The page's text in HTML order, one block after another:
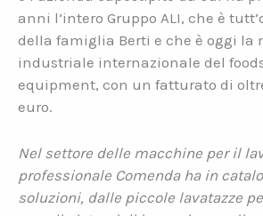
anni l’intero Gruppo ALI, che è
della famiglia Berti e che è oggi la
industriale internazionale del
equipment, con un fatturato di
euro.
Nel settore delle macchine per il
professionale Comenda ha in
soluzioni, dalle piccole lavatazze